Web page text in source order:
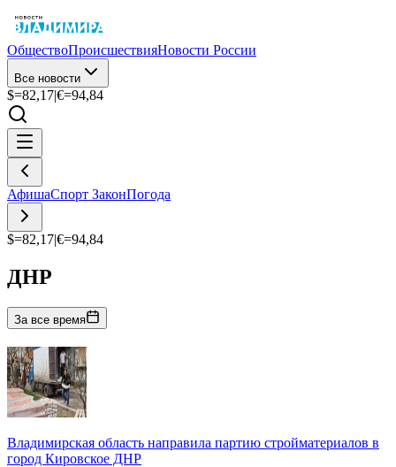
ОбществоПроисшествияНовости России
Все новости
$=82,17|€=94,84
АфишаСпорт ЗаконПогода
$=82,17|€=94,84
ДНР
За все время
Владимирская область направила партию стройматериалов в
город Кировское ДНР